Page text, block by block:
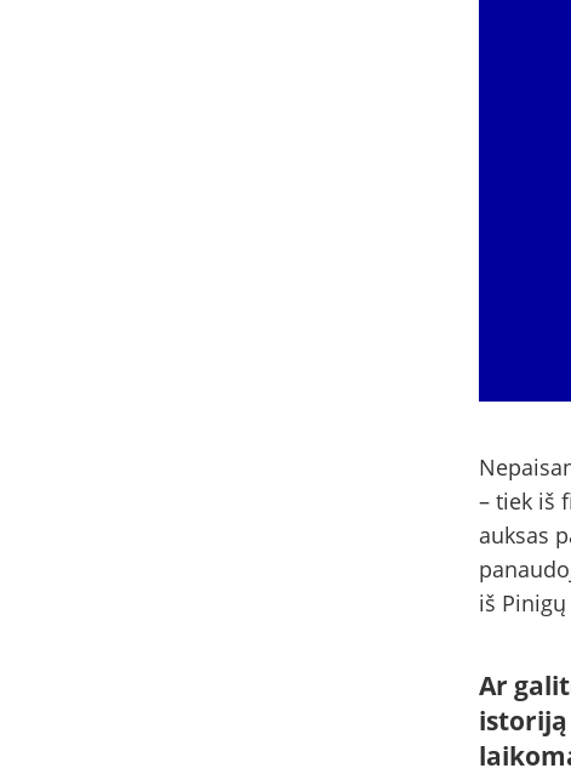
– tiek iš
auksas
iš
Ar
istoriją